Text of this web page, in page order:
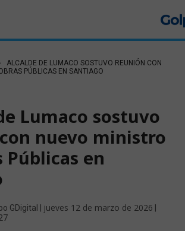
ALCALDE DE LUMACO SOSTUVO REUNIÓN CON
PÚBLICAS EN SANTIAGO
Lumaco sostuvo
nuevo ministro
Públicas en
GDigital | jueves 12 de marzo de 2026